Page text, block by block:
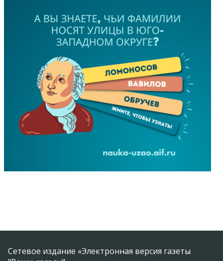
Сетевое издание «Электронная версия газеты